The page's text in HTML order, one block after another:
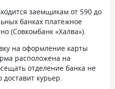
заемщикам от 590 до
банках платежное
(Совкомбанк «Халва»).
на оформление карты
расположена на
отделение банка не
курьер.